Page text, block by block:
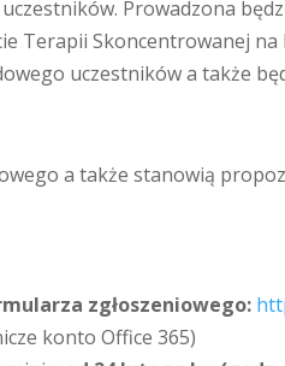
Prowadzona
Terapii Skoncentrowanej
uczestników a także
a także stanowią
zgłoszeniowego:
konto Office 365)